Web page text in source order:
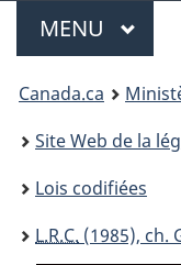
Menu
MENU
You
are
here:
Canada.ca
Site Web de la
Lois codifiées
L.R.C. (1985), ch.